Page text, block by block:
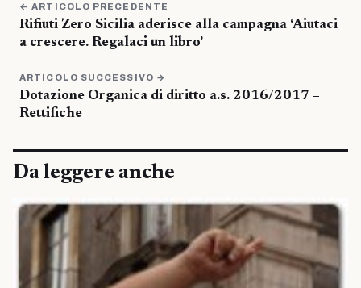
← ARTICOLO PRECEDENTE
Rifiuti Zero Sicilia aderisce alla campagna ‘Aiutaci
a crescere. Regalaci un libro’
ARTICOLO SUCCESSIVO →
Dotazione Organica di diritto a.s. 2016/2017 –
Rettifiche
Da leggere anche